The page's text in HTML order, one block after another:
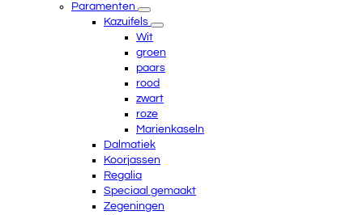
Paramenten
Kazuifels
Wit
groen
paars
rood
zwart
roze
Marienkaseln
Dalmatiek
Koorjassen
Regalia
Speciaal gemaakt
Zegeningen